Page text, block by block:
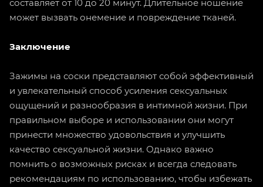
составляет от 10 до 20 минут. Длительное ношение
может вызвать онемение и повреждение тканей.
Заключение
Зажимы на соски представляют собой эффективный
и увлекательный способ усиления сексуальных
ощущений и разнообразия в интимной жизни. При
правильном выборе и использовании они могут
принести множество удовольствия и улучшить
качество сексуальной жизни. Однако важно
помнить о возможных рисках и всегда следовать
рекомендациям по использованию, чтобы избежать